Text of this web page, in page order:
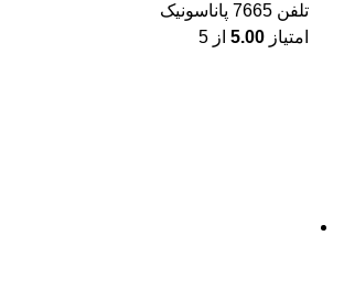
تلفن 7665 پاناسونیک
امتیاز 5.00 از 5